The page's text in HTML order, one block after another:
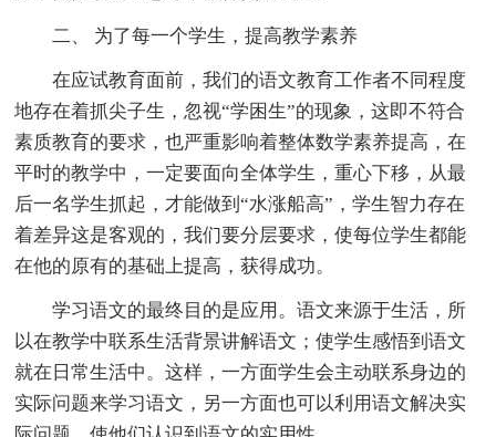
二、 为了每一个学生，提高教学素养
在应试教育面前，我们的语文教育工作者不同程度
地存在着抓尖子生，忽视“学困生”的现象，这即不符合
素质教育的要求，也严重影响着整体数学素养提高，在
平时的教学中，一定要面向全体学生，重心下移，从最
后一名学生抓起，才能做到“水涨船高”，学生智力存在
着差异这是客观的，我们要分层要求，使每位学生都能
在他的原有的基础上提高，获得成功。
学习语文的最终目的是应用。语文来源于生活，所
以在教学中联系生活背景讲解语文；使学生感悟到语文
就在日常生活中。这样，一方面学生会主动联系身边的
实际问题来学习语文，另一方面也可以利用语文解决实